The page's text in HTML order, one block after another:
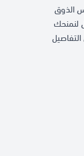
الذوق
لنمنحك